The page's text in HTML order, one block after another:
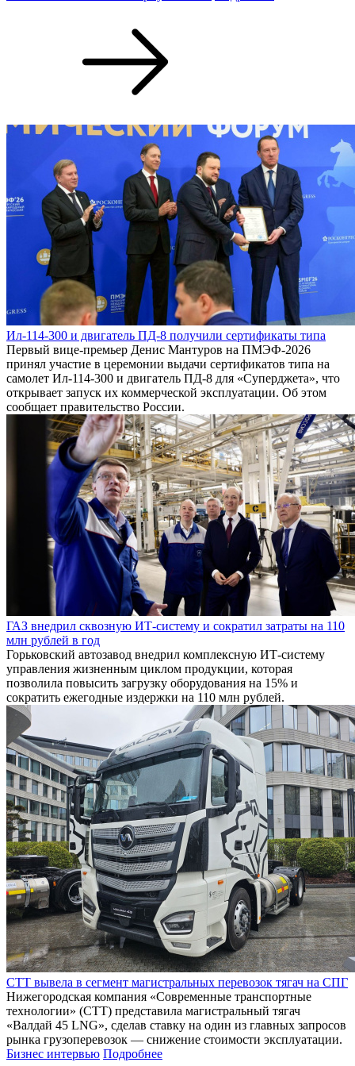
Виктор Клочай награжден орденом «За заслуги перед
Отечеством» IV степени
От имени президента награду промышленнику вручил
губернатор Глеб Никитин
Виктор Клочай принял участие в заседании окружной
комиссии по вопросам рынка труда
На заседании обсудили ситуацию на рынке труда, скрытую
безработицу и диспропорции в спросе на труд и его
предложении
Экономика: выстоять и приумножить Подробнее